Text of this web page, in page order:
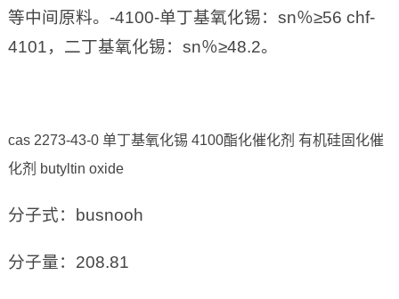
等中间原料。-4100-单丁基氧化锡：sn％≥56 chf-
4101，二丁基氧化锡：sn％≥48.2。
cas 2273-43-0 单丁基氧化锡 4100酯化催化剂 有机硅固化催
化剂 butyltin oxide
分子式：busnooh
分子量：208.81